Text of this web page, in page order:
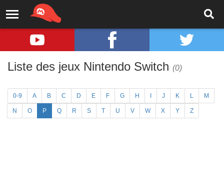
Liste des jeux Nintendo Switch (0)
0-9 A B C D E F G H J K L M
N O P Q R S T U V W X Y Z